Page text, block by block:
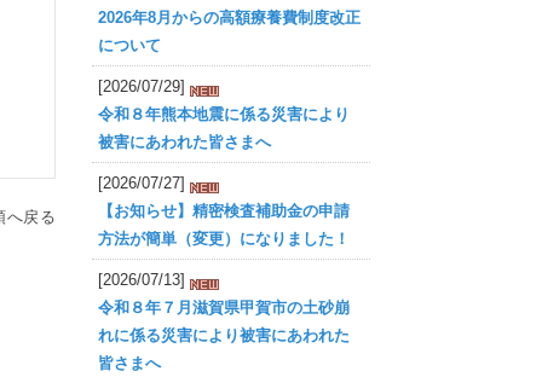
へ戻る
2026年8月からの高額療養費制度改正
について
[2026/07/29]
令和８年熊本地震に係る災害により
被害にあわれた皆さまへ
[2026/07/27]
【お知らせ】精密検査補助金の申請
方法が簡単（変更）になりました！
[2026/07/13]
令和８年７月滋賀県甲賀市の土砂崩
れに係る災害により被害にあわれた
皆さまへ